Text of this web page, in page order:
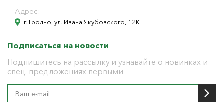
Адрес:
г. Гродно, ул. Ивана Якубовского, 12К
Подписаться на новости
Подпишитесь на рассылку и узнавайте о новинках и
спец. предложениях первыми